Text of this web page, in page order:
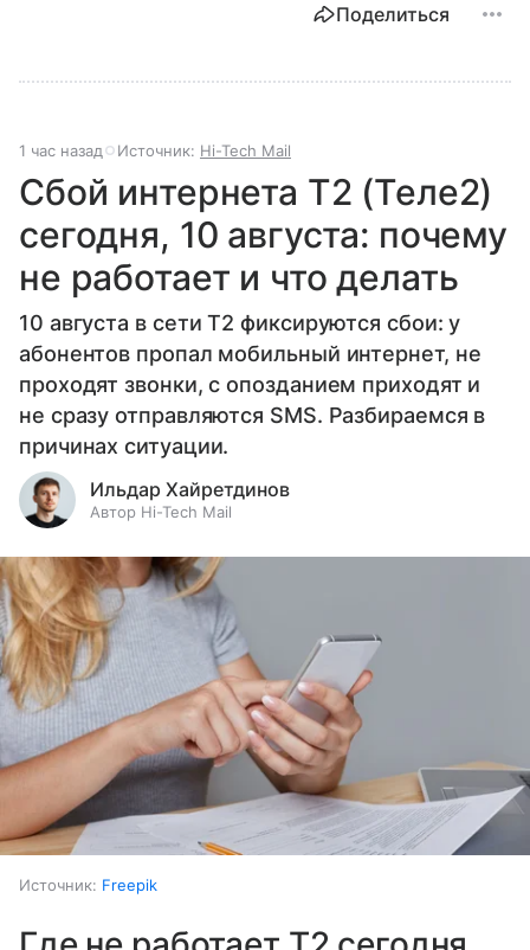
Поделиться
1 час назад Источник: Hi-Tech Mail
Сбой интернета T2 (Теле2)
сегодня, 10 августа: почему
не работает и что делать
10 августа в сети T2 фиксируются сбои: у
абонентов пропал мобильный интернет, не
проходят звонки, с опозданием приходят и
не сразу отправляются SMS. Разбираемся в
причинах ситуации.
Ильдар Хайретдинов
Автор Hi-Tech Mail
Источник: Freepik